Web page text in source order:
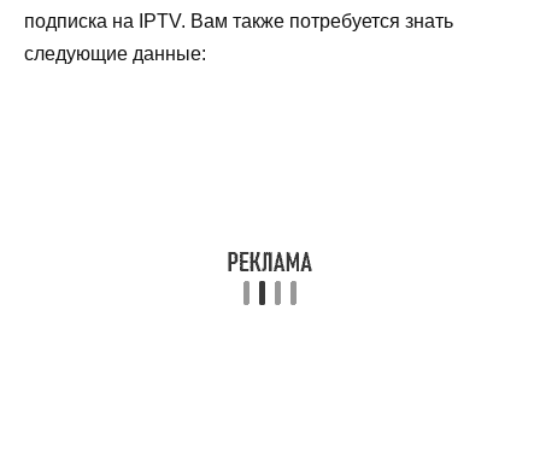
подписка на IPTV. Вам также потребуется знать
следующие данные: